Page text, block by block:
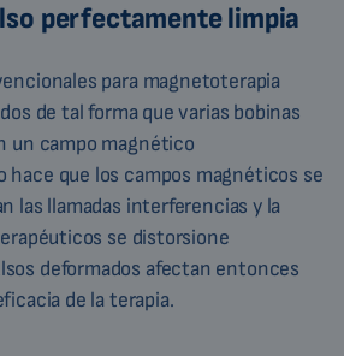
perfectamente limpia
para magnetoterapia
de tal forma que varias bobinas
un campo magnético
que los campos magnéticos se
las llamadas interferencias y la
se distorsione
deformados afectan entonces
de la terapia.